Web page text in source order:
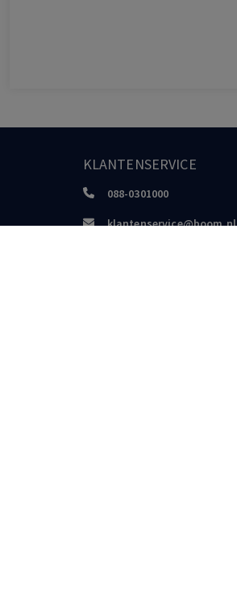
KLANTENSERVICE
088-0301000
klantenservice@boom.nl